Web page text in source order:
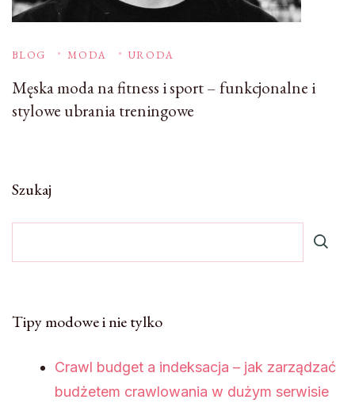
BLOG MODA URODA
Męska moda na fitness i sport – funkcjonalne i
stylowe ubrania treningowe
Szukaj
Tipy modowe i nie tylko
Crawl budget a indeksacja – jak zarządzać
budżetem crawlowania w dużym serwisie